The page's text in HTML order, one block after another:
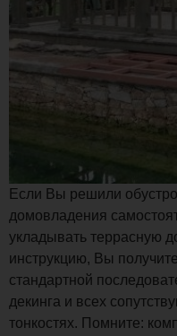
Если Вы решили
домовладения
укладывать террасную
инструкцию, Вы
стандартной
декинга и всех
тонкостях. Помните: